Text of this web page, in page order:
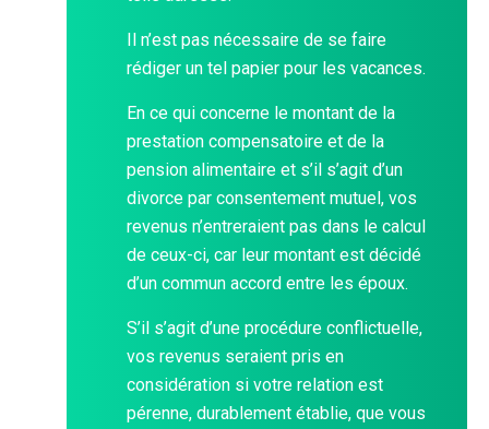
Il n’est pas nécessaire de se faire
rédiger un tel papier pour les vacances.
En ce qui concerne le montant de la
prestation compensatoire et de la
pension alimentaire et s’il s’agit d’un
divorce par consentement mutuel, vos
revenus n’entreraient pas dans le calcul
de ceux-ci, car leur montant est décidé
d’un commun accord entre les époux.
S’il s’agit d’une procédure conflictuelle,
vos revenus seraient pris en
considération si votre relation est
pérenne, durablement établie, que vous